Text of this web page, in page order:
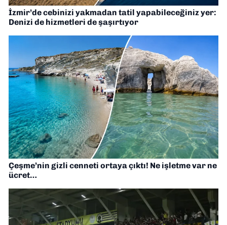
İzmir’de cebinizi yakmadan tatil yapabileceğiniz yer:
Denizi de hizmetleri de şaşırtıyor
Çeşme’nin gizli cenneti ortaya çıktı! Ne işletme var ne
ücret…